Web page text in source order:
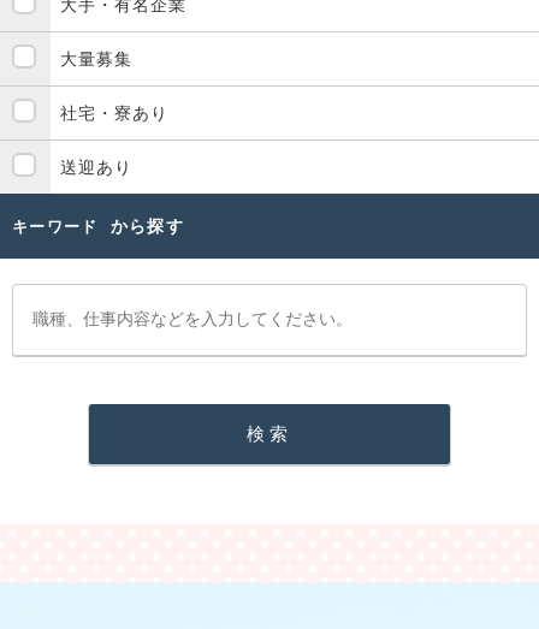
大手・有名企業
大量募集
社宅・寮あり
送迎あり
キーワード から探す